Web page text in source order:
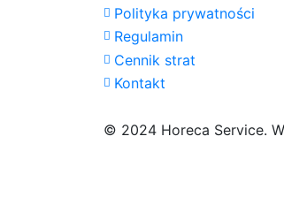
Polityka prywatności
Regulamin
Cennik strat
Kontakt
© 2024 Horeca Service.